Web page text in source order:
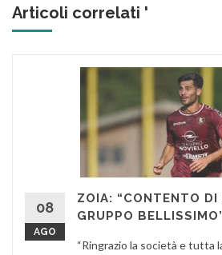
Articoli correlati '
08
AGO
ZOIA: “CONTENTO DI
GRUPPO
“Ringrazio la società e tutta